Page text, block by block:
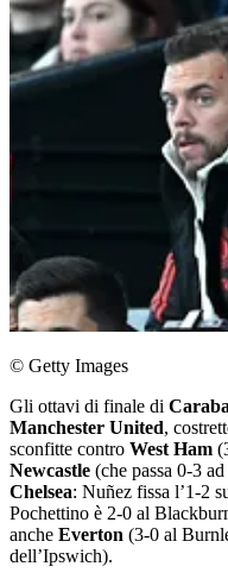
© Getty Images
Gli ottavi di finale di
Manchester United,
sconfitte contro West Ham
Newcastle (che passa 0-3
Chelsea: Nuñez fissa l’1-2
Pochettino è 2-0 al
anche Everton (3-0 al
dell’Ipswich).